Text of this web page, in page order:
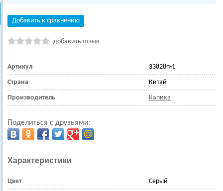
Добавить к сравнению
добавить отзыв
Артикул 33828п-1
Страна Китай
Производитель Капика
Поделиться с друзьями:
Характеристики
Цвет Серый